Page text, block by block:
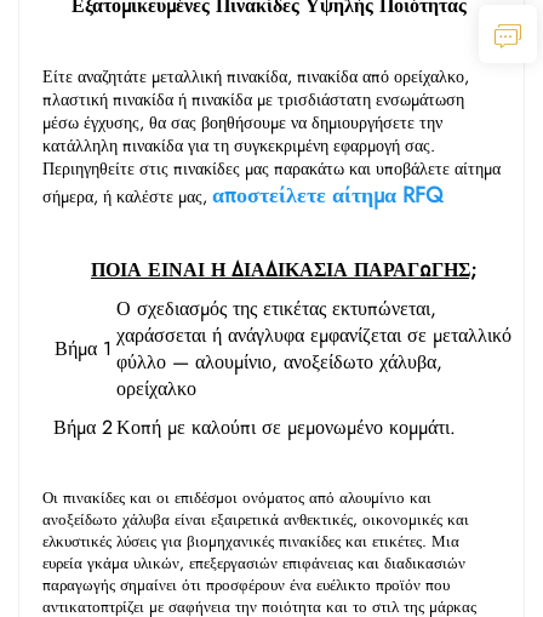
Είτε αναζητάτε μεταλλική πινακίδα, πινακίδα από ορείχαλκο,
πλαστική πινακίδα ή πινακίδα με τρισδιάστατη ενσωμάτωση
μέσω έγχυσης, θα σας βοηθήσουμε να δημιουργήσετε την
κατάλληλη πινακίδα για τη συγκεκριμένη εφαρμογή σας.
Περιηγηθείτε στις πινακίδες μας παρακάτω και υποβάλετε αίτημα
σήμερα, ή καλέστε μας, αποστείλετε αίτημα RFQ
ΠΟΙΑ ΕΙΝΑΙ Η ΔΙΑΔΙΚΑΣΙΑ ΠΑΡΑΓΩΓΗΣ;
Βήμα 1
Ο σχεδιασμός της ετικέτας εκτυπώνεται,
χαράσσεται ή ανάγλυφα εμφανίζεται σε μεταλλικό
φύλλο — αλουμίνιο, ανοξείδωτο χάλυβα,
ορείχαλκο
Βήμα 2Κοπή με καλούπι σε μεμονωμένο κομμάτι.
Οι πινακίδες και οι επιδέσμοι ονόματος από αλουμίνιο και
ανοξείδωτο χάλυβα είναι εξαιρετικά ανθεκτικές, οικονομικές και
ελκυστικές λύσεις για βιομηχανικές πινακίδες και ετικέτες. Μια
ευρεία γκάμα υλικών, επεξεργασιών επιφάνειας και διαδικασιών
παραγωγής σημαίνει ότι προσφέρουν ένα ευέλικτο προϊόν που
αντικατοπτρίζει με σαφήνεια την ποιότητα και το στιλ της μάρκας